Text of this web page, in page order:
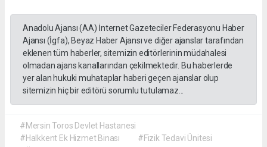
Anadolu Ajansı (AA) İnternet Gazeteciler Federasyonu Haber
Ajansı (İgfa), Beyaz Haber Ajansı ve diğer ajanslar tarafından
eklenen tüm haberler, sitemizin editörlerinin müdahalesi
olmadan ajans kanallarından çekilmektedir. Bu haberlerde
yer alan hukuki muhataplar haberi geçen ajanslar olup
sitemizin hiç bir editörü sorumlu tutulamaz...
#Mersin Toros Devlet Hastanesi
#Halkkent Ek Hizmet Binası
#Fizik Tedavi Ünitesi